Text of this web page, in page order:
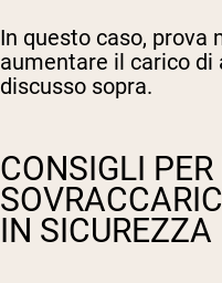
In questo caso, prova
aumentare il carico di
discusso sopra.
CONSIGLI PER
IN SICUREZZA